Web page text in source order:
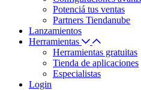
Potenciá tus ventas
Partners Tiendanube
Lanzamientos
Herramientas
Herramientas gratuitas
Tienda de aplicaciones
Especialistas
Login